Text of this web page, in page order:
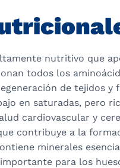
nutritivo que
todos los
de tejidos y
en saturadas, pero
cardiovascular y
contribuye a la
minerales
para los